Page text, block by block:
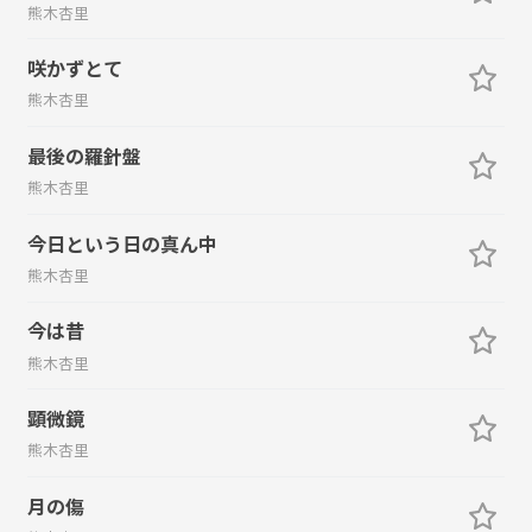
熊木杏里
咲かずとて
熊木杏里
最後の羅針盤
熊木杏里
今日という日の真ん中
熊木杏里
今は昔
熊木杏里
顕微鏡
熊木杏里
月の傷